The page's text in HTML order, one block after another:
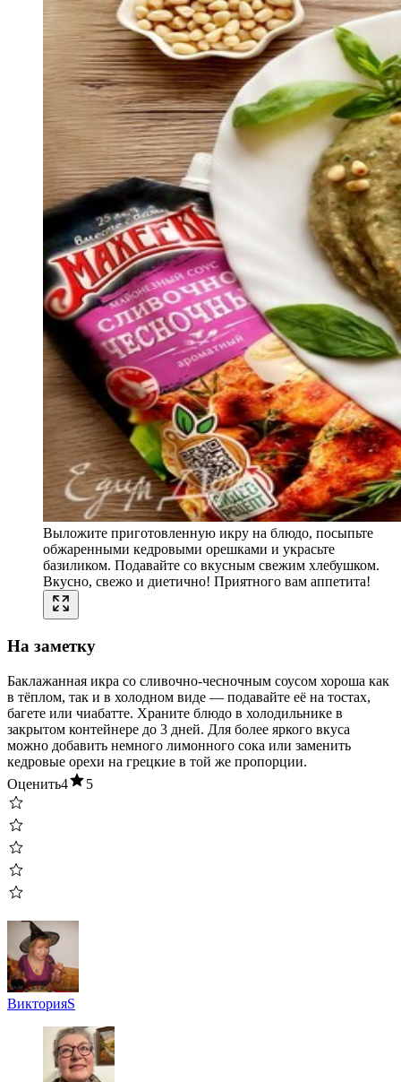
Выложите приготовленную икру на блюдо, посыпьте
обжаренными кедровыми орешками и украсьте
базиликом. Подавайте со вкусным свежим хлебушком.
Вкусно, свежо и диетично! Приятного вам аппетита!
На заметку
Баклажанная икра со сливочно-чесночным соусом хороша как
в тёплом, так и в холодном виде — подавайте её на тостах,
багете или чиабатте. Храните блюдо в холодильнике в
закрытом контейнере до 3 дней. Для более яркого вкуса
можно добавить немного лимонного сока или заменить
кедровые орехи на грецкие в той же пропорции.
Оценить4 5
ВикторияS